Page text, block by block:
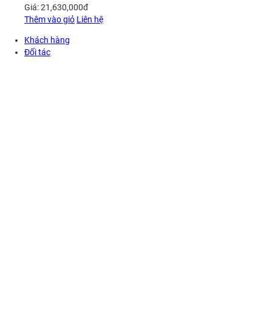
Giá:21,630,000đ
Thêm vào giỏ Liên hệ
Khách hàng
Đối tác